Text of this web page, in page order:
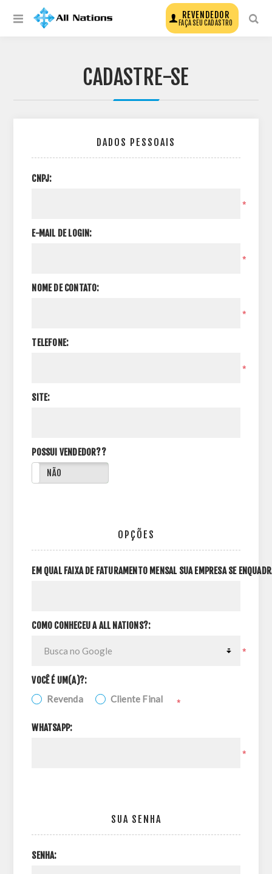
REVENDEDOR
FAÇA SEU CADASTRO
CADASTRE-SE
DADOS PESSOAIS
CNPJ:
*
E-MAIL DE LOGIN:
*
NOME DE CONTATO:
*
TELEFONE:
*
SITE:
POSSUI VENDEDOR??
NÃO
OPÇÕES
EM QUAL FAIXA DE FATURAMENTO MENSAL SUA EMPRESA SE
COMO CONHECEU A ALL NATIONS?:
*
VOCÊ É UM(A)?:
Revenda Cliente Final *
WHATSAPP:
*
SUA SENHA
SENHA: